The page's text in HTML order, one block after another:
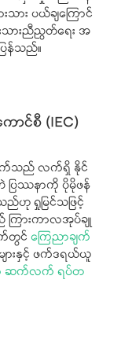
ား ပယ်ချကြောင်
ားညီညွတ်ရေး အ
န်သည်။
ာင်စီ (IEC)
ျက်သည် လက်ရှိ နိုင်
ြဿနာကို ပိုမိုဖန်
ဟု ရှုမြင်သဖြင့်
ြားကာလအုပ်ချု
တွင် ကြေညာချက်
ျားနှင့် ဖက်ဒရယ်ယူ
ဆက်လက် ရပ်တ